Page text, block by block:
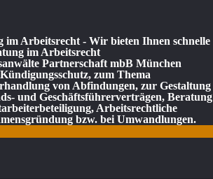
im Arbeitsrecht - Wir bieten Ihnen schnelle
im Arbeitsrecht
Partnerschaft mbB München
zum Thema
von Abfindungen, zur Gestaltung
und Geschäftsführerverträgen, Beratung
Arbeitsrechtliche
bzw. bei Umwandlungen.